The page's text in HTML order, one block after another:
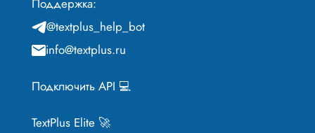
@textplus_help_bot
info@textplus.ru
Подключить API 💻
TextPlus Elite 🚀